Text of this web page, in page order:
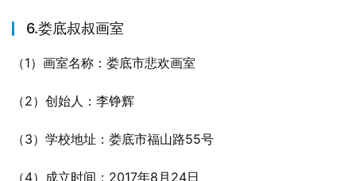
6.娄底叔叔画室
（1）画室名称：娄底市悲欢画室
（2）创始人：李铮辉
（3）学校地址：娄底市福山路55号
（4）成立时间：2017年8月24日